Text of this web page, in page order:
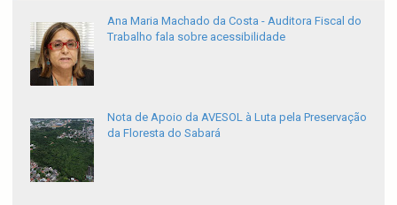
Ana Maria Machado da Costa - Auditora Fiscal do
Trabalho fala sobre acessibilidade
Nota de Apoio da AVESOL à Luta pela Preservação
da Floresta do Sabará